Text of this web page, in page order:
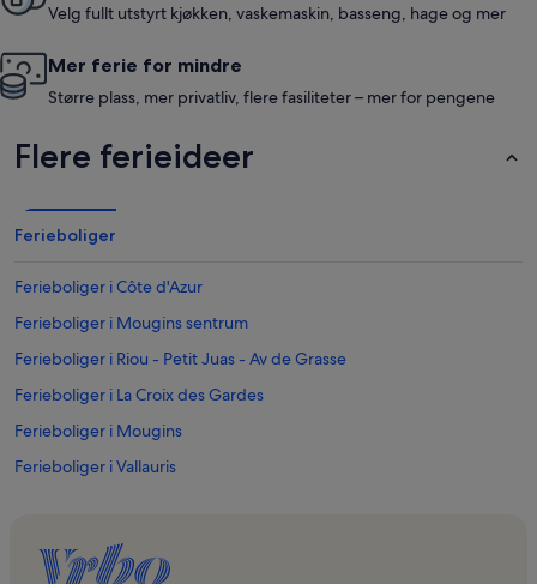
Velg fullt utstyrt kjøkken, vaskemaskin, basseng, hage og mer
Mer ferie for mindre
Større plass, mer privatliv, flere fasiliteter – mer for pengene
Flere ferieideer
Ferieboliger
Ferieboliger i Côte d'Azur
Ferieboliger i Mougins sentrum
Ferieboliger i Riou - Petit Juas - Av de Grasse
Ferieboliger i La Croix des Gardes
Ferieboliger i Mougins
Ferieboliger i Vallauris
Ferieboliger i Golf de Biot
Ferieboliger i Golfe Juan